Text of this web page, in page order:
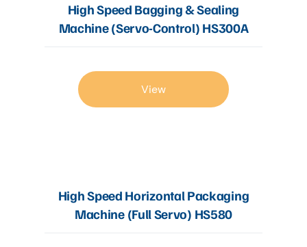
High Speed Bagging & Sealing
Machine (Servo-Control) HS300A
View
High Speed Horizontal Packaging
Machine (Full Servo) HS580